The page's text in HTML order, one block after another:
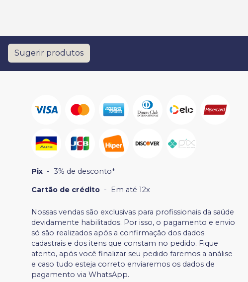
Sugerir produtos
Pix - 3% de desconto*
Cartão de crédito - Em até 12x
Nossas vendas são exclusivas para profissionais da saúde
devidamente habilitados. Por isso, o pagamento e envio
só são realizados após a confirmação dos dados
cadastrais e dos itens que constam no pedido. Fique
atento, após você finalizar seu pedido faremos a análise
e caso tudo esteja correto enviaremos os dados de
pagamento via WhatsApp.